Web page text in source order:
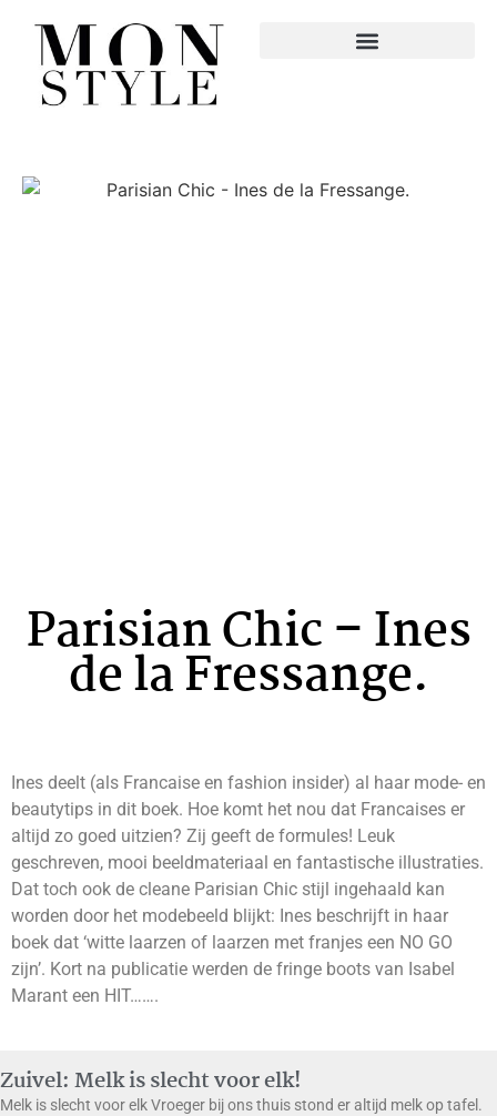
Parisian Chic – Ines
de la Fressange.
Ines deelt (als Francaise en fashion insider) al haar mode- en
beautytips in dit boek. Hoe komt het nou dat Francaises er
altijd zo goed uitzien? Zij geeft de formules! Leuk
geschreven, mooi beeldmateriaal en fantastische illustraties.
Dat toch ook de cleane Parisian Chic stijl ingehaald kan
worden door het modebeeld blijkt: Ines beschrijft in haar
boek dat ‘witte laarzen of laarzen met franjes een NO GO
zijn’. Kort na publicatie werden de fringe boots van Isabel
Marant een HIT…….
Zuivel: Melk is slecht voor elk!
Melk is slecht voor elk Vroeger bij ons thuis stond er altijd melk op tafel.